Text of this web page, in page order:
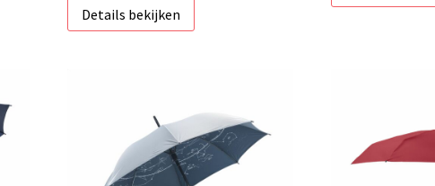
Details bekijken